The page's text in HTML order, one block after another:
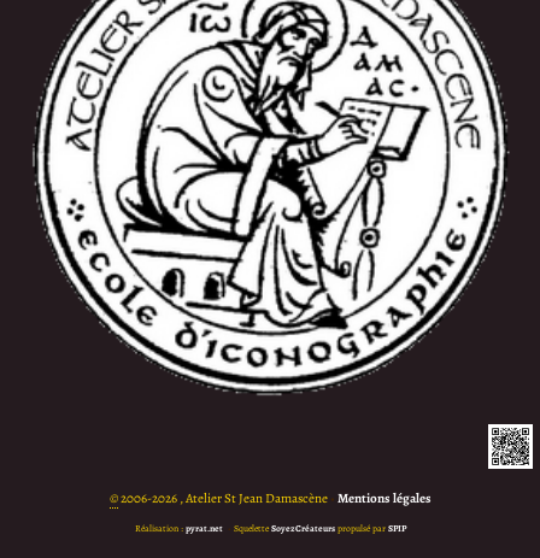
©2006-2026 , Atelier St Jean Damascène • Mentions légales
Réalisation :pyrat.net • SqueletteSoyezCréateurspropulsé parSPIP